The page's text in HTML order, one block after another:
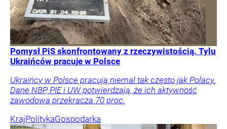
Pomysł PiS skonfrontowany z rzeczywistością. Tylu
Ukraińców pracuje w Polsce
Ukraińcy w Polsce pracują niemal tak często jak Polacy.
Dane NBP, PIE i UW potwierdzają, że ich aktywność
zawodowa przekracza 70 proc.
KrajPolitykaGospodarka